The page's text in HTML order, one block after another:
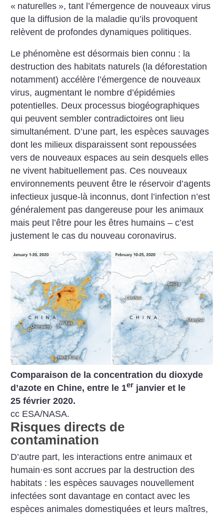
« naturelles », tant l’émergence de nouveaux virus
que la diffusion de la maladie qu’ils provoquent
relèvent de profondes dynamiques politiques.
Le phénomène est désormais bien connu : la
destruction des habitats naturels (la déforestation
notamment) accélère l’émergence de nouveaux
virus, augmentant le nombre d’épidémies
potentielles. Deux processus biogéographiques
qui peuvent sembler contradictoires ont lieu
simultanément. D’une part, les espèces sauvages
dont les milieux disparaissent sont repoussées
vers de nouveaux espaces au sein desquels elles
ne vivent habituellement pas. Ces nouveaux
environnements peuvent être le réservoir d’agents
infectieux jusque-là inconnus, dont l’infection n’est
généralement pas dangereuse pour les animaux
mais peut l’être pour les êtres humains – c’est
justement le cas du nouveau coronavirus.
Comparaison de la concentration du dioxyde
d’azote en Chine, entre le 1er janvier et le
25 février 2020.
cc ESA/NASA.
Risques directs de
contamination
D’autre part, les interactions entre animaux et
humain·es sont accrues par la destruction des
habitats : les espèces sauvages nouvellement
infectées sont davantage en contact avec les
espèces animales domestiquées et leurs maîtres,